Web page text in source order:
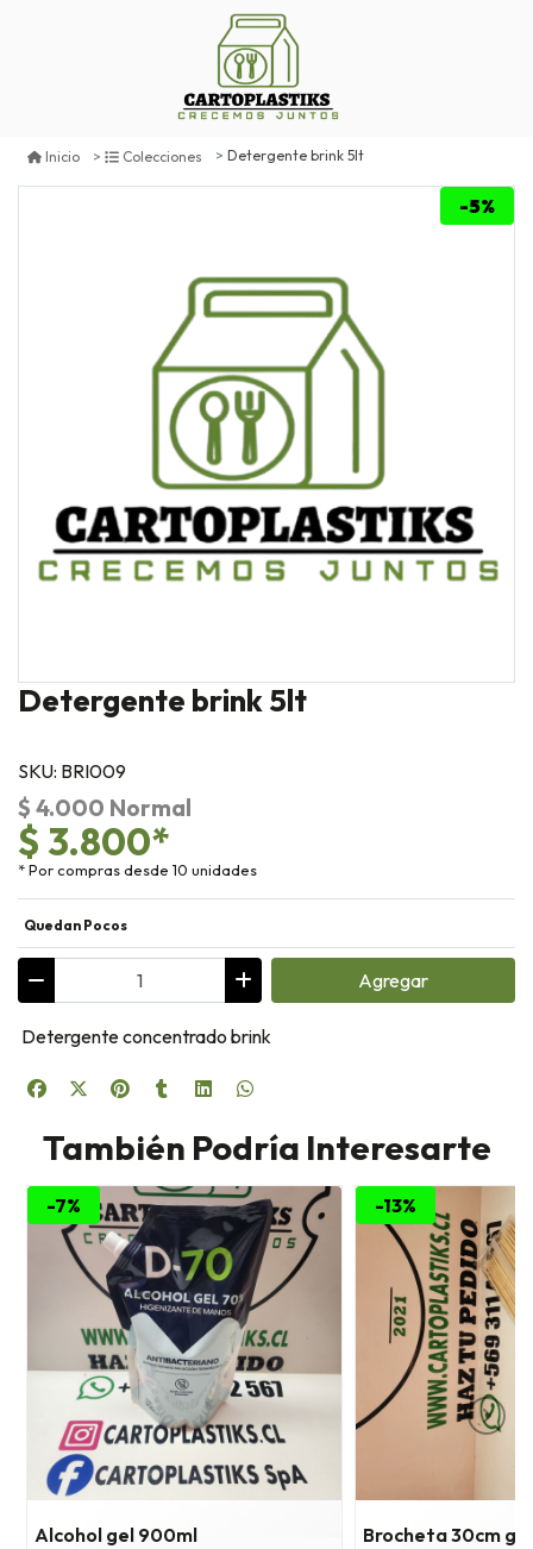
Inicio Colecciones Detergente brink 5lt
-5%
Detergente brink 5lt
SKU: BRI009
$ 4.000 Normal
$ 3.800*
* Por compras desde 10 unidades
Quedan Pocos
Agregar
Detergente concentrado brink
También Podría Interesarte
-7%
Alcohol gel 900ml
-13%
Brocheta 30cm